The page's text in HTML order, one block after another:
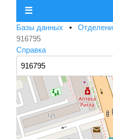
☰
Базы данных •
916795
Справка